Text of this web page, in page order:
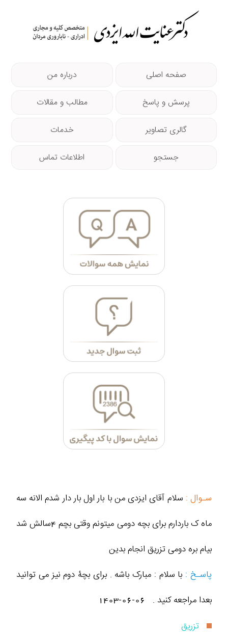
صفحه اصلی درباره من
پرسش و پاسخ مطالب و مقالات
گالری تصاویر خدمات
جستجو اطلاعات تماس
سـوال : سلام آقای ایزدی من با بار اول بار دار شدم الانه سه
ماه ک باردارم برای بچه دومی میتونم وقتی بچم ۴سالش شد
بیام بره دومی تزریق انجام بدین
پاسـخ : با سلام : مبارک باشه . برای بچۀ دوم نیز می توانید
بعدا مراجعه کنید .
1403-06-06
تزریق